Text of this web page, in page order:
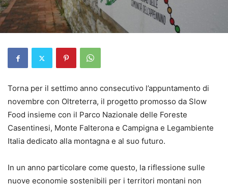
Torna per il settimo anno consecutivo l’appuntamento di
novembre con Oltreterra, il progetto promosso da Slow
Food insieme con il Parco Nazionale delle Foreste
Casentinesi, Monte Falterona e Campigna e Legambiente
Italia dedicato alla montagna e al suo futuro.
In un anno particolare come questo, la riflessione sulle
nuove economie sostenibili per i territori montani non